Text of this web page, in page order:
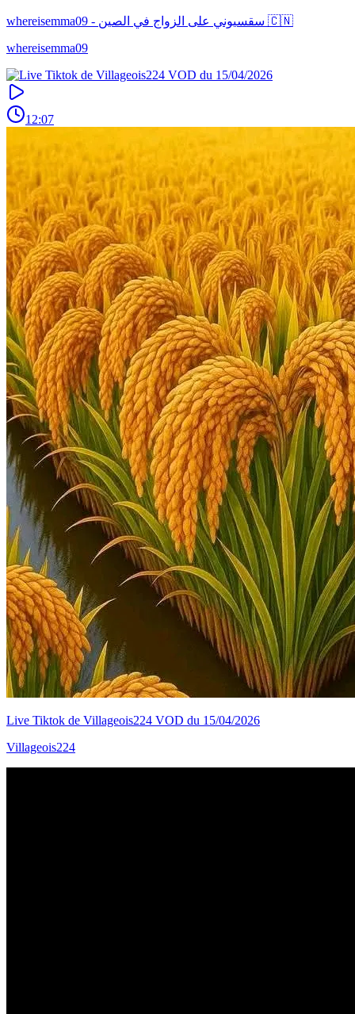
whereisemma09 - سقسيوني على الزواج في الصين 🇨🇳
whereisemma09
12:07
Live Tiktok de Villageois224 VOD du 15/04/2026
Villageois224